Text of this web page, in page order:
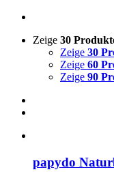
Zeige 30
Zeige 30
Zeige 60
Zeige 90
papydo